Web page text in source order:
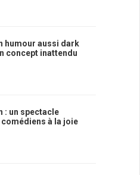
humour aussi dark
concept inattendu
: un spectacle
à la joie